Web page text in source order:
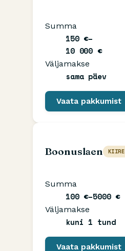
Summa
150 €–
10 000 €
Väljamakse
sama päev
Vaata pakkumist
Boonuslaen KIIRE
Summa
100 €–5000 €
Väljamakse
kuni 1 tund
Vaata pakkumist